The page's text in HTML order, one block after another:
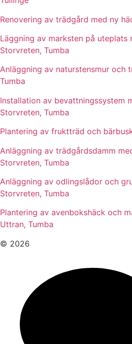
Renovering av trädgård med ny
Läggning av marksten på uteplats
Storvreten, Tumba
Anläggning av naturstensmur och
Tumba
Installation av bevattningssystem
Storvreten, Tumba
Plantering av fruktträd och
Anläggning av trädgårdsdamm
Storvreten, Tumba
Anläggning av odlingslådor och
Storvreten, Tumba
Plantering av avenbokshäck och
Uttran, Tumba
© 2026